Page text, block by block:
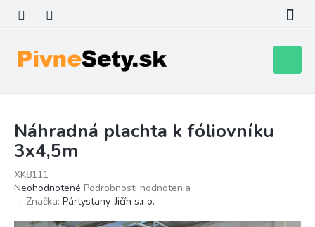
obsah
košík
Náhradná plachta k fóliovníku
3x4,5m
XK8111
Priemerné
hodnotenie
Neohodnotené Podrobnosti hodnotenia
Značka: Pártystany-Jičín s.r.o.